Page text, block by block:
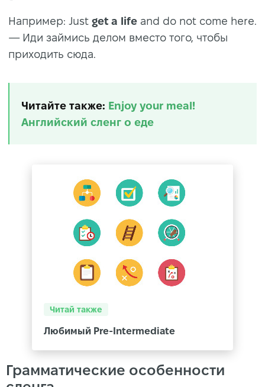
Например: Just get a life and do not come here.
— Иди займись делом вместо того, чтобы
приходить сюда.
Читайте также: Enjoy your meal!
Английский сленг о еде
Читай также
Любимый Pre-Intermediate
Грамматические особенности